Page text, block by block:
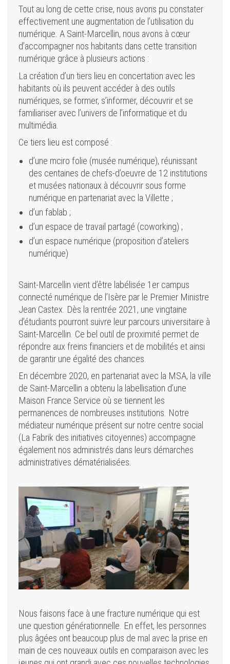
Tout au long de cette crise, nous avons pu constater
effectivement une augmentation de l’utilisation du
numérique. A Saint-Marcellin, nous avons à cœur
d’accompagner nos habitants dans cette transition
numérique grâce à plusieurs actions :
La création d’un tiers lieu en concertation avec les
habitants où ils peuvent accéder à des outils
numériques, se former, s’informer, découvrir et se
familiariser avec l’univers de l’informatique et du
multimédia.
Ce tiers lieu est composé :
d’une mciro folie (musée numérique), réunissant
des centaines de chefs-d’oeuvre de 12 institutions
et musées nationaux à découvrir sous forme
numérique en partenariat avec la Villette ;
d’un fablab ;
d’un espace de travail partagé (coworking) ;
d’un espace numérique (proposition d’ateliers
numérique)
Saint-Marcellin vient d’être labélisée 1er campus
connecté numérique de l’Isère par le Premier Ministre
Jean Castex. Dès la rentrée 2021, une vingtaine
d’étudiants pourront suivre leur parcours universitaire à
Saint-Marcellin. Ce bel outil de proximité permet de
répondre aux freins financiers et de mobilités et ainsi
de garantir une égalité des chances.
En décembre 2020, en partenariat avec la MSA, la ville
de Saint-Marcellin a obtenu la labellisation d’une
Maison France Service où se tiennent les
permanences de nombreuses institutions. Notre
médiateur numérique présent sur notre centre social
(La Fabrik des initiatives citoyennes) accompagne
également nos administrés dans leurs démarches
administratives dématérialisées.
Nous faisons face à une fracture numérique qui est
une question générationnelle. En effet, les personnes
plus âgées ont beaucoup plus de mal avec la prise en
main de ces nouveaux outils en comparaison avec les